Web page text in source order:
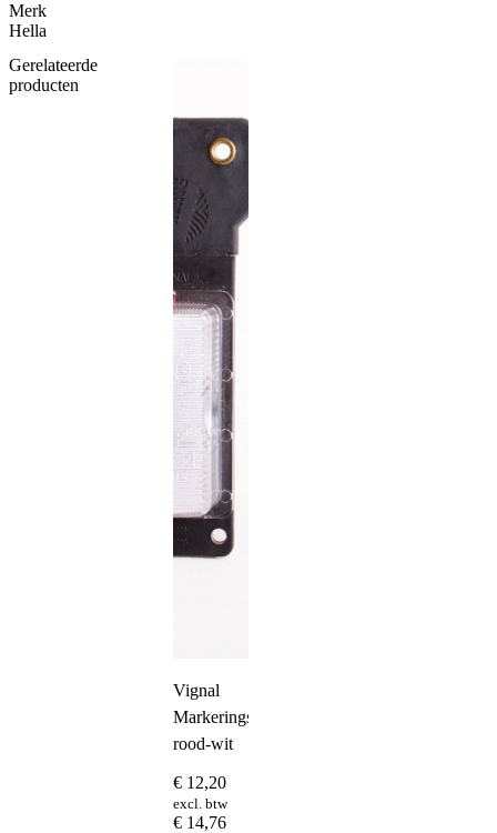
Merk
Hella
Gerelateerde
producten
Vignal
Markeringslamp
rood-wit
€ 12,20
excl. btw
€ 14,76